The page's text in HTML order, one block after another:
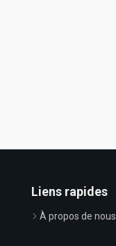
Liens rapides
À propos de nous